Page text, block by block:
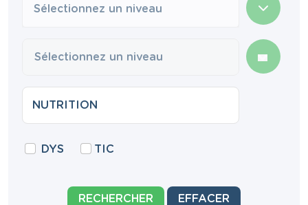
Sélectionnez un niveau
DYS TIC
RECHERCHER EFFACER